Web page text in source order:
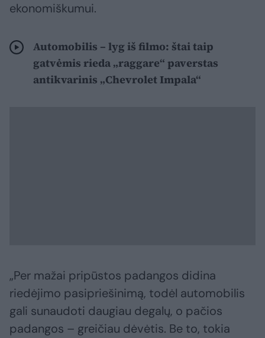
ekonomiškumui.
Automobilis – lyg iš filmo: štai taip
gatvėmis rieda „raggare“ paverstas
antikvarinis „Chevrolet Impala“
„Per mažai pripūstos padangos didina
riedėjimo pasipriešinimą, todėl automobilis
gali sunaudoti daugiau degalų, o pačios
padangos – greičiau dėvėtis. Be to, tokia